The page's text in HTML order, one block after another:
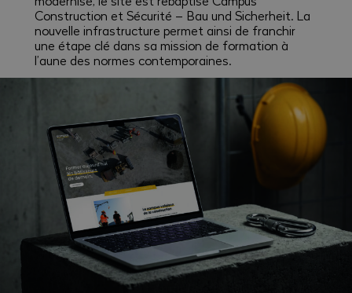
Construction et Sécurité – Bau und Sicherheit. La
nouvelle infrastructure permet ainsi de franchir
une étape clé dans sa mission de formation à
l’aune des normes contemporaines.